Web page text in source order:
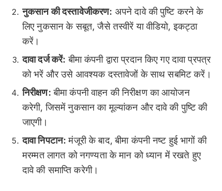
नुकसान की दस्तावेजीकरण: अपने दावे की पुष्टि करने के
लिए नुकसान के सबूत, जैसे तस्वीरें या वीडियो, इकट्ठा
करें।
दावा दर्ज करें: बीमा कंपनी द्वारा प्रदान किए गए दावा प्रपत्र
को भरें और उसे आवश्यक दस्तावेजों के साथ सबमिट करें।
निरीक्षण: बीमा कंपनी वाहन की निरीक्षण का आयोजन
करेगी, जिसमें नुकसान का मूल्यांकन और दावे की पुष्टि की
जाएगी।
दावा निपटान: मंजूरी के बाद, बीमा कंपनी नष्ट हुई भागों की
मरम्मत लागत को नगण्यता के मान को ध्यान में रखते हुए
दावे की समाप्ति करेगी।